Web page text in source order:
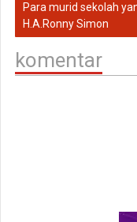
Para murid sekolah
H.A.Ronny Simon
komentar